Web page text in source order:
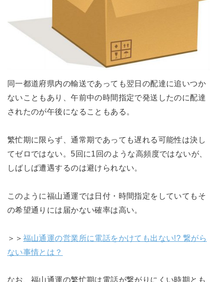
同一都道府県内の輸送であっても翌日の配達に追いつか
ないこともあり、午前中の時間指定で発送したのに配達
されたのが午後になることもある。
繁忙期に限らず、通常期であっても遅れる可能性は決し
てゼロではない。5回に1回のような高頻度ではないが、
しばしば遭遇するのは避けられない。
このように福山通運では日付・時間指定をしていてもそ
の希望通りには届かない確率は高い。
＞＞ 福山通運の営業所に電話をかけても出ない!? 繋がら
ない事情とは？
なお、福山通運の繁忙期は電話が繋がりにくい時期とも